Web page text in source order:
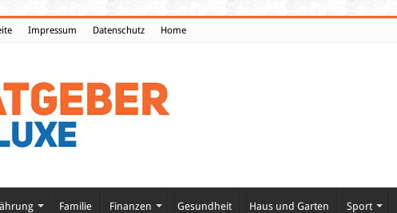
Impressum Datenschutz Home
Familie Finanzen Gesundheit Haus und Garten Sport